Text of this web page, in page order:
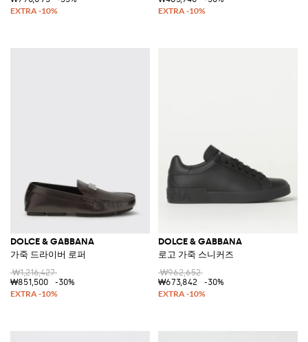
DOLCE & GABBANA
가죽 드라이버 로퍼
₩1,216,427
₩851,500
-30%
DOLCE & GABBANA
로고 가죽 스니커즈
₩962,652
₩673,842
-30%